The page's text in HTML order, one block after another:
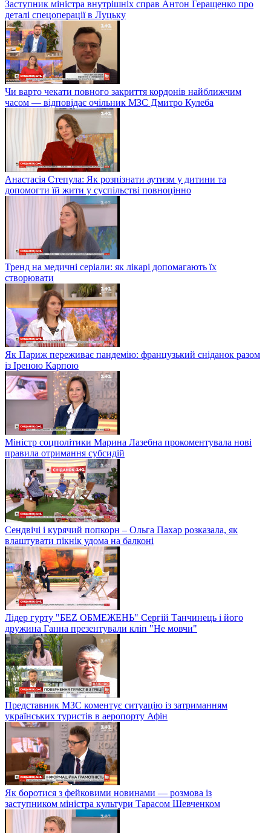
Заступник міністра внутрішніх справ Антон Геращенко про
деталі спецоперації в Луцьку
Чи варто чекати повного закриття кордонів найближчим
часом — відповідає очільник МЗС Дмитро Кулеба
Анастасія Степула: Як розпізнати аутизм у дитини та
допомогти їй жити у суспільстві повноцінно
Тренд на медичні серіали: як лікарі допомагають їх
створювати
Як Париж переживає пандемію: французький сніданок разом
із Іреною Карпою
Міністр соцполітики Марина Лазебна прокоментувала нові
правила отримання субсидій
Сендвічі і курячий попкорн – Ольга Пахар розказала, як
влаштувати пікнік удома на балконі
Лідер гурту "БЕZ ОБМЕЖЕНЬ" Сергій Танчинець і його
дружина Ганна презентували кліп "Не мовчи"
Представник МЗС коментує ситуацію із затриманням
українських туристів в аеропорту Афін
Як боротися з фейковими новинами — розмова із
заступником міністра культури Тарасом Шевченком